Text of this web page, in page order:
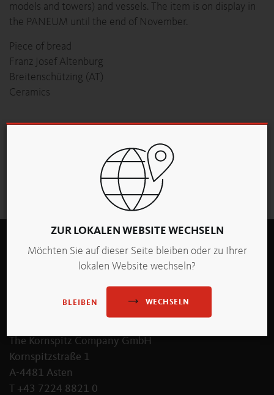
ZUR LOKALEN WEBSITE WECHSELN
Möchten Sie auf dieser Seite bleiben oder zu Ihrer
lokalen Website wechseln?
BLEIBEN WECHSELN
models and towers) and vessels. The item is on display in
the PANEUM until the end of November.
Piece of bread
Franz Josef Altenburg
Breitenschützing (AT)
Ceramics
The Kornspitz Company GmbH
Kornspitzstraße 1
A-4481 Asten
T +43 7224 8821 0